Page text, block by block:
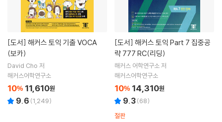
[도서]
(보카)
David Cho 저
해커스어학연구소
10% 11,610원
9.6 (1,249)
[도서]
략 777 RC(리딩)
해커스 어학연구소 저
해커스어학연구소
10% 14,310원
9.3(68)
절판